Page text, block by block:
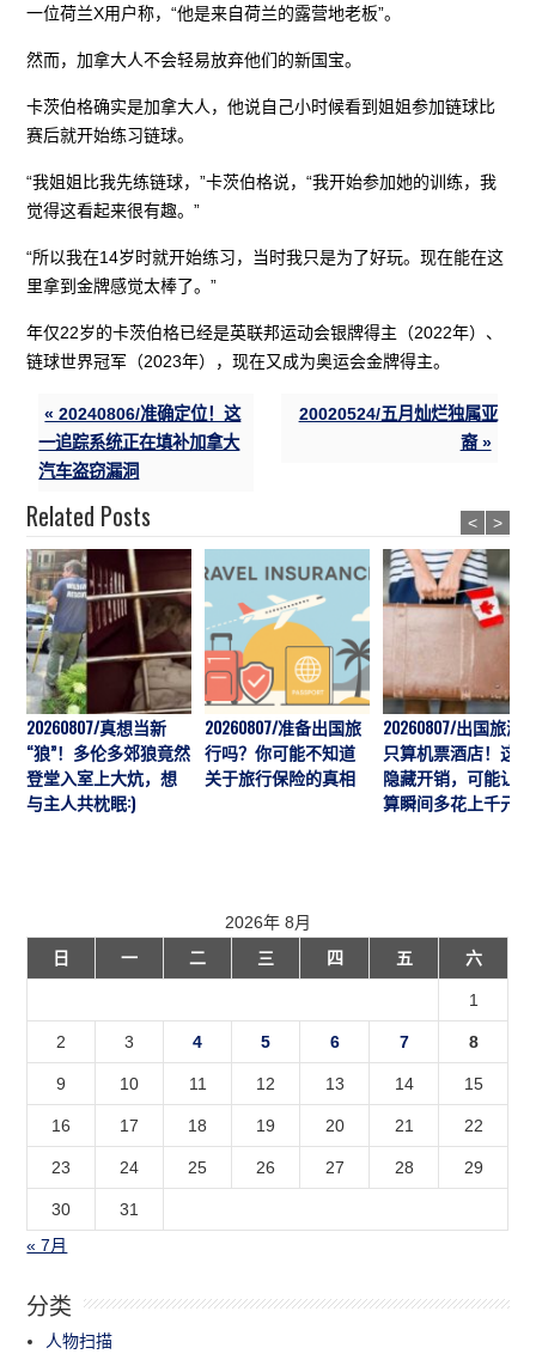
一位荷兰X用户称，“他是来自荷兰的露营地老板”。
然而，加拿大人不会轻易放弃他们的新国宝。
卡茨伯格确实是加拿大人，他说自己小时候看到姐姐参加链球比
赛后就开始练习链球。
“我姐姐比我先练链球，”卡茨伯格说，“我开始参加她的训练，我
觉得这看起来很有趣。”
“所以我在14岁时就开始练习，当时我只是为了好玩。现在能在这
里拿到金牌感觉太棒了。”
年仅22岁的卡茨伯格已经是英联邦运动会银牌得主（2022年）、
链球世界冠军（2023年），现在又成为奥运会金牌得主。
« 20240806/准确定位！这
一追踪系统正在填补加拿大
汽车盗窃漏洞
20020524/五月灿烂独属亚
裔 »
Related Posts
20260807/真想当新
“狼”！多伦多郊狼竟然
登堂入室上大炕，想
与主人共枕眠:)
20260807/准备出国旅
行吗？你可能不知道
关于旅行保险的真相
20260807/出国旅游
只算机票酒店！这7
隐藏开销，可能让预
算瞬间多花上千元
< >
2026年 8月
日
一 二 三 四 五 六
1
2 3 4 5 6 7 8
9 10 11 12 13 14 15
16 17 18 19 20 21 22
23 24 25 26 27 28 29
30
31
« 7月
分类
人物扫描